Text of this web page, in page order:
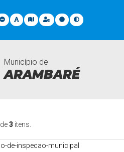
Município de
ARAMBARÉ
de3 itens.